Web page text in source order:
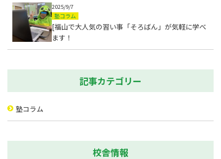
2025/9/7
塾コラム
[福山で大人気の習い事「そろばん」が気軽に学べ
ます！
記事カテゴリー
塾コラム
校舎情報